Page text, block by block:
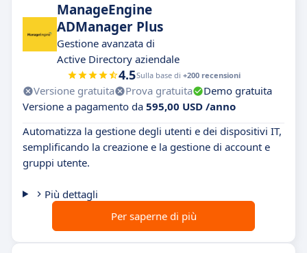
ManageEngine
ADManager Plus
Gestione avanzata di
Active Directory aziendale
4.5Sulla base di +200 recensioni
Versione gratuita Prova gratuita
Demo gratuita
Versione a pagamento da 595,00 USD /anno
Automatizza la gestione degli utenti e dei dispositivi IT,
semplificando la creazione e la gestione di account e
gruppi utente.
Più dettagli
Per saperne di più